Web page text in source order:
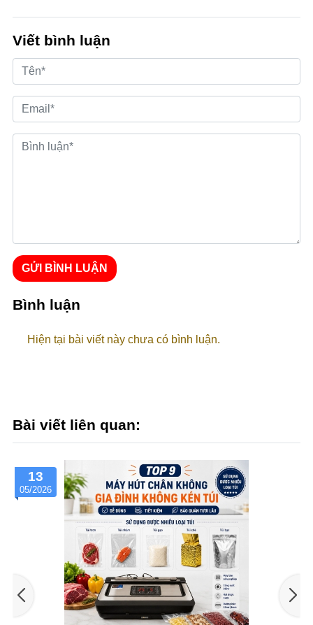
Viết bình luận
GỬI BÌNH LUẬN
Bình luận
Hiện tại bài viết này chưa có bình luận.
Bài viết liên quan:
13
05/2026